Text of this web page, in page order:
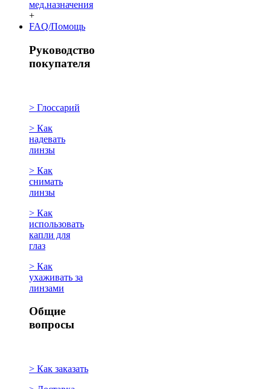
+
FAQ/Помощь
Руководство
покупателя
> Глоссарий
> Как
надевать
линзы
> Как
снимать
линзы
> Как
использовать
капли для
глаз
> Как
ухаживать за
линзами
Общие
вопросы
> Как заказать